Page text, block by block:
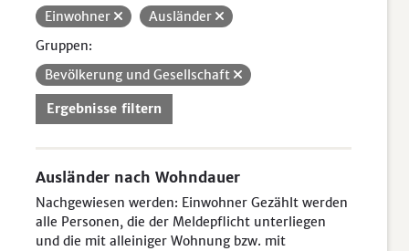
Einwohner
Ausländer
Gruppen:
Bevölkerung und Gesellschaft
Ergebnisse filtern
Ausländer nach Wohndauer
Nachgewiesen werden: Einwohner Gezählt werden
alle Personen, die der Meldepflicht unterliegen
und die mit alleiniger Wohnung bzw. mit